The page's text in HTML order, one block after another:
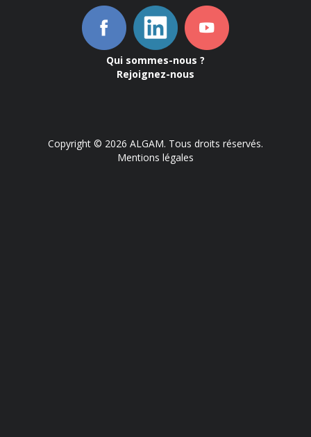
Qui sommes-nous ?
Rejoignez-nous
Copyright © 2026 ALGAM. Tous droits réservés.
Mentions légales